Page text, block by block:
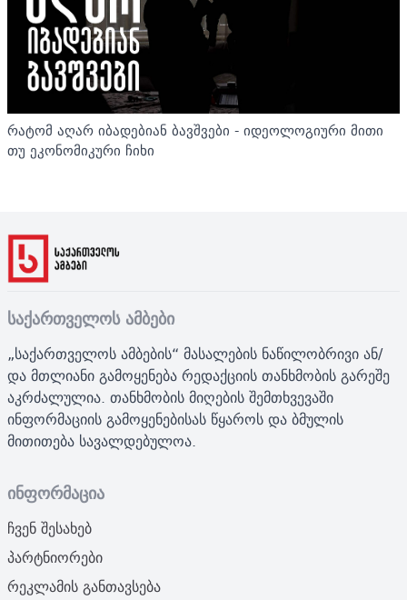
რატომ აღარ იბადებიან ბავშვები - იდეოლოგიური მითი
თუ ეკონომიკური ჩიხი
საქართველოს ამბები
„საქართველოს ამბების“ მასალების ნაწილობრივი ან/
და მთლიანი გამოყენება რედაქციის თანხმობის გარეშე
აკრძალულია. თანხმობის მიღების შემთხვევაში
ინფორმაციის გამოყენებისას წყაროს და ბმულის
მითითება სავალდებულოა.
ინფორმაცია
ჩვენ შესახებ
პარტნიორები
რეკლამის განთავსება